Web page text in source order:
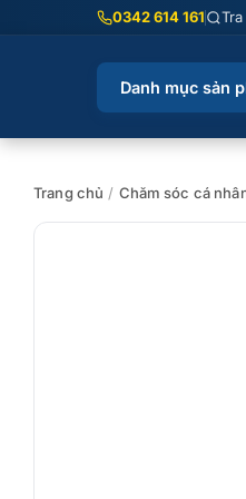
0342 614 161
Danh mục sản
Trang chủ / Chăm sóc cá